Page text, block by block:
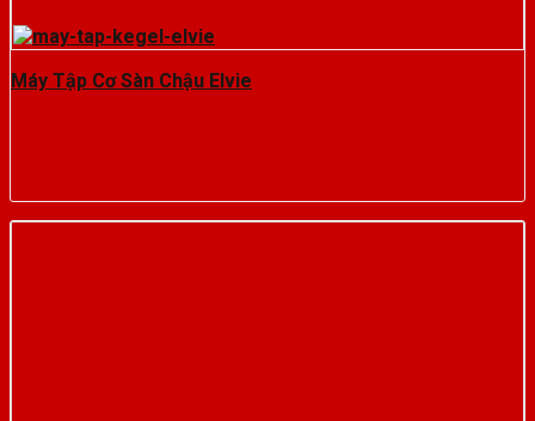
Máy Tập Cơ Sàn Chậu Elvie